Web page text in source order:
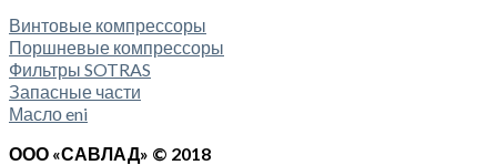
Винтовые компрессоры
Поршневые компрессоры
Фильтры SOTRAS
Запасные части
Масло eni
ООО «САВЛАД» © 2018